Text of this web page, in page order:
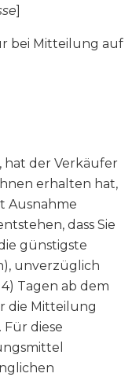
bei Mitteilung auf
hat der Verkäufer
erhalten hat,
Ausnahme
dass Sie
günstigste
unverzüglich
Tagen ab dem
die Mitteilung
diese